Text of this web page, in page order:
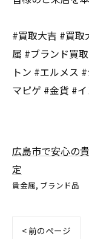
#買取大吉 #買取
属 #ブランド買
トン #エルメス
マピゲ #金貨 #
広島市で安心の
定
貴金属 ブランド品
< 前のページ